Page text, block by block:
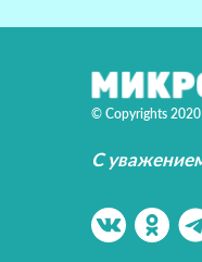
© Copyrights 2020
С